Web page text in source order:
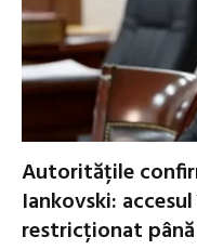
Autoritățile
Iankovski:
restricționat până